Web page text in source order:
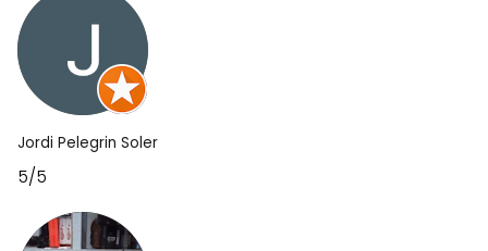
Jordi Pelegrin Soler
5/5